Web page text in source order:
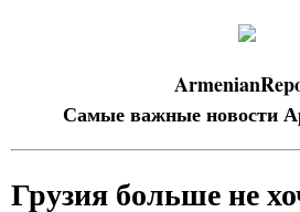
Самые важные новости
Грузия больше не